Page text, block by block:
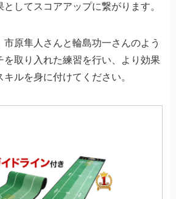
してスコアアップに繋がります。
市原隼人さんと輪島功一さんのよう
を取り入れた練習を行い、より効果
ルを身に付けてください。